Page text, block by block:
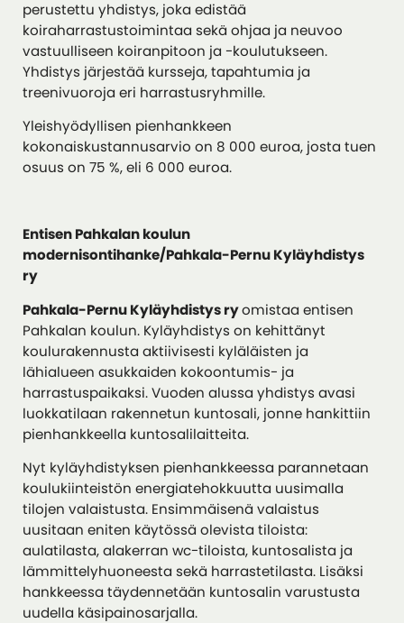
perustettu yhdistys, joka edistää
koiraharrastustoimintaa sekä ohjaa ja neuvoo
vastuulliseen koiranpitoon ja -koulutukseen.
Yhdistys järjestää kursseja, tapahtumia ja
treenivuoroja eri harrastusryhmille.
Yleishyödyllisen pienhankkeen
kokonaiskustannusarvio on 8 000 euroa, josta tuen
osuus on 75 %, eli 6 000 euroa.
Entisen Pahkalan koulun
modernisontihanke/Pahkala-Pernu Kyläyhdistys
ry
Pahkala-Pernu Kyläyhdistys ryomistaa entisen
Pahkalan koulun. Kyläyhdistys on kehittänyt
koulurakennusta aktiivisesti kyläläisten ja
lähialueen asukkaiden kokoontumis- ja
harrastuspaikaksi. Vuoden alussa yhdistys avasi
luokkatilaan rakennetun kuntosali, jonne hankittiin
pienhankkeella kuntosalilaitteita.
Nyt kyläyhdistyksen pienhankkeessa parannetaan
koulukiinteistön energiatehokkuutta uusimalla
tilojen valaistusta. Ensimmäisenä valaistus
uusitaan eniten käytössä olevista tiloista:
aulatilasta, alakerran wc-tiloista, kuntosalista ja
lämmittelyhuoneesta sekä harrastetilasta. Lisäksi
hankkeessa täydennetään kuntosalin varustusta
uudella käsipainosarjalla.